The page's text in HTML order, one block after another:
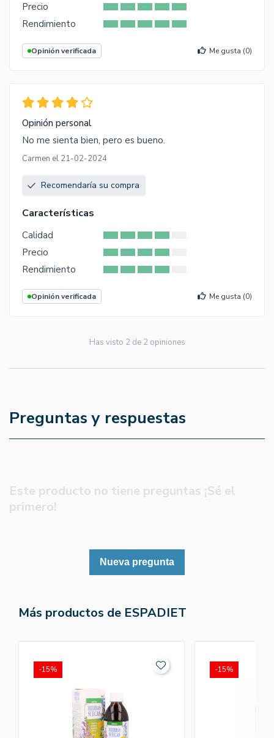
Precio
Rendimiento
Opinión verificada Me gusta (0)
Opinión personal
No me sienta bien, pero es bueno.
Carmen el 21-02-2024
Recomendaría su compra
Características
Calidad
Precio
Rendimiento
Opinión verificada Me gusta (0)
Has visto 2de 2opiniones
Preguntas y respuestas
Este producto no tiene preguntas ¡Sé el
primero!
Nueva pregunta
Más productos de ESPADIET
-15% -15%